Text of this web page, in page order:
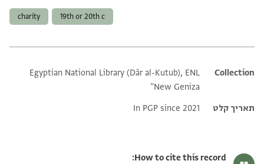
19th or 20th c
charity
Additional metadata
Collection
Egyptian National Library (Dār al-Kutub), ENL
'New Geniza'
תאריך קלט
In PGP since 2021
How to cite this record: